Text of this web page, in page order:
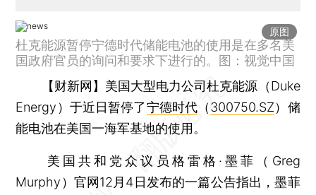
原图
杜克能源暂停宁德时代储能电池的使用是在多名美
国政府官员的询问和要求下进行的。图：视觉中国
【财新网】 美国大型电力公司杜克能源（Duke
Energy）于近日暂停了宁德时代 （300750.SZ）储
能电池在美国一海军基地的使用。
美国共和党众议员格雷格·墨菲（Greg
Murphy）官网12月4日发布的一篇公告指出，墨菲